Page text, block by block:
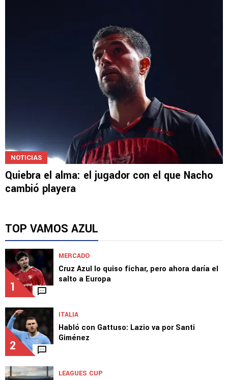
NOTICIAS
Quiebra el alma: el jugador con el que Nacho
cambió playera
TOP VAMOS AZUL
1
MERCADO
Cruz Azul lo quiso fichar, pero ahora daría el
salto a Europa
2
ITALIA
Habló con Gattuso: Lazio va por Santi
Giménez
LEAGUES CUP